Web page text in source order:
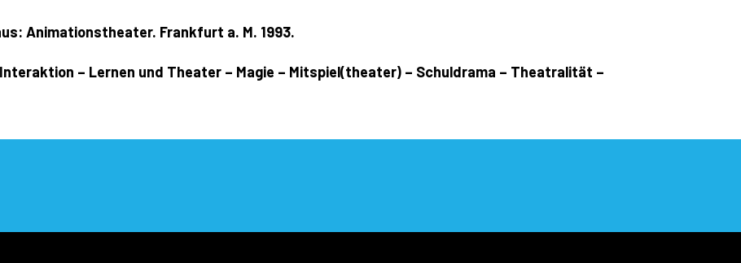
Animationstheater. Frankfurt a. M. 1993.
– Lernen und Theater – Magie – Mitspiel(theater) – Schuldrama – Theatralität –